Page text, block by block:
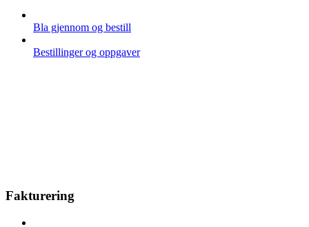
Bla gjennom og bestill
Bestillinger og oppgaver
Fakturering